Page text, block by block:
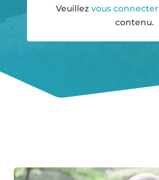
Veuillezvous connecter
contenu.